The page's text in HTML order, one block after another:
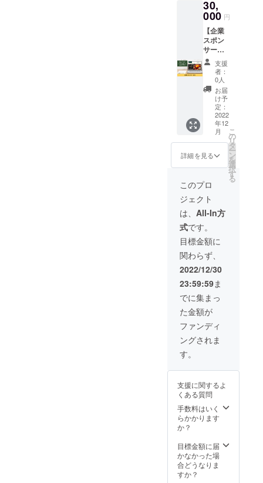
(要冷
凍・-18
度以下
で保存
くださ
い。) 製
造者：
かさ桜
亭 富
山県富
山市桜
町1丁目
6-18 〇
バイ貝
とホタ
テの
ガー
リック
バター
焼き 原
材料：
バイ貝
（富山
産）・
ホタテ
貝（北
海道
産）・
バ
ター・
生乳(国
産)・食
塩・パ
セリ・
ブラッ
クペッ
パー・
（乳を
含む）
内容
量：
100g 賞
限：製
造日よ
り60日
（要冷
酒、胡
麻、ご
ま油
（小
麦・大
豆・ご
まを含
む） 内
容量：
80ｇ×4
パック
賞味期
限：製
造日よ
り180日
凍・-18
度以下
くださ
い。）
製造
者：株
式会社
越田商
店 富
山県氷
見市伊
勢大町2
丁目16-
7 ※解凍
後は当
日中に
お召し
上がり
下さ
い。再
い。
氷見ぶ
りの漬
け丼 原
材料：
ぶり
（富山
県氷見
産）、
醤油、
酒、赤
酒、胡
麻、ご
ま油
（小
麦・大
まを含
む） 内
80ｇ×2
パック
（2～3
人前）
賞味期
限：製
造日よ
り180日
（要冷
凍・-18
度以下
で保存
くださ
い。）
製造
者：株
式会社
越田商
見市伊
勢大町2
丁目16-
7 〇福
来魚の
なめろ
来魚
（富山
産）、
い） ※
冷凍便
でのお
届けで
す。 ※
送料込
みのお
値段で
す。 ※
お届け
先が
CAMPF
IREへの
ご登録
住所と
場合、
備考欄
け先を
ご記入
くださ
い。同
は「同
じ」と
ご記入
くださ
い。 ■
食品表
示■ 〇
福来魚
のなめ
ろう 原
材料：
福来魚
（富山
納豆昆
布、
葱、胡
麻、生
姜、醤
油、酒
ま・大
豆を含
む） 内
「オプ
ショ
ン」に
てお選
びくだ
さい＞
・お届
け時間
帯 ・ギ
フト包
装の有
無 ・の
しの有
無 ・
メッ
セージ
カード
類（画
お選び
くださ
い） ※
冷凍便
でのお
届けで
す。 ※
送料込
値段で
す。 ※
お届け
先が
CAMPF
IREへの
ご登録
場合、
備考欄
にお届
け先を
ご記入
くださ
は「同
じ」と
ご記入
まのHP
に企業
スポン
サーと
して企
業名ロ
ゴを掲
載、あ
なたの
会社の
ホーム
ページ
のリン
クを掲
載させ
ていた
だきま
サイ
ズ・
小） あ
なたの
企業名
をお取
り寄せ
料亭と
みやま
のHPで
PRでき
ます。
https://
www.to
miyam
a-
shop.co
m/ ※掲
ルにて
打合せ
させて
いただ
きま
す。 ※
販売や
企業イ
メージ
30,
000 円
【企業
スポン
サー
（大）
】 お取
り寄せ
料亭と
みやま
の企業
スポン
サーに
なれる
権利で
す。 お
取り寄
せ料亭
とみや
まのHP
に企業
スポン
サーと
して企
業名ロ
ゴを掲
載、あ
なたの
会社の
ホーム
ページ
のリン
クを掲
載させ
ていた
だきま
サイ
大） あ
なたの
企業名
をお取
り寄せ
みやま
のHPで
PRでき
ます。
支援
者：
0人
お届
け予
定：
2022
年12
月
詳細を見る
こ
の
リ
タ
ー
ン
を
選
択
す
る
このプロ
ジェクト
は、 All-In方
式です。
目標金額に
関わらず、
2022/12/30
23:59:59ま
でに集まっ
た金額が
ファンディ
ングされま
す。
支援に関するよ
くある質問
手数料はいく
らかかります
か？
目標金額に届
かなかった場
合どうなりま
すか？